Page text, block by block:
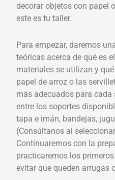
decorar objetos con papel
este es tu taller.
Para empezar, daremos
teóricas acerca de qué es
materiales se utilizan y
papel de arroz o las
más adecuados para cada
entre los soportes
tapa e imán, bandejas,
(Consúltanos al
Continuaremos con la
practicaremos los
evitar que queden arrugas